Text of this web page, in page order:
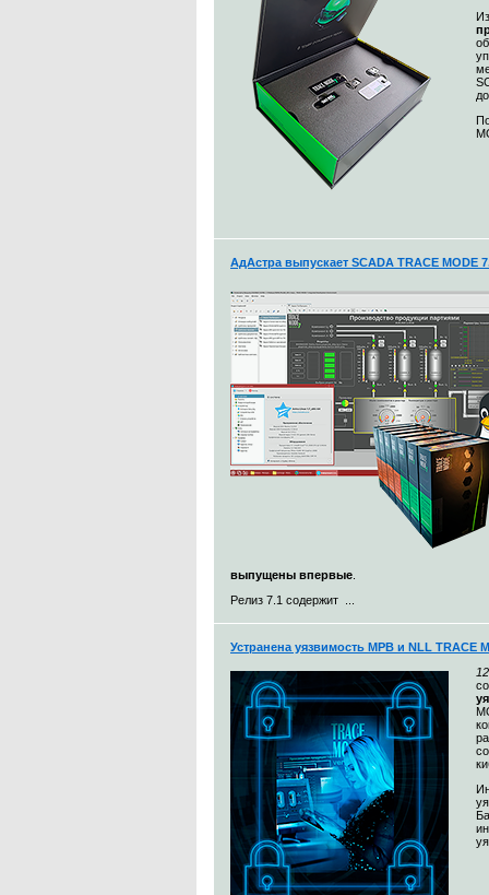
АдАстра выпускает SCADA TRACE MODE
выпущены впервые
Релиз 7.1 содержит ...
Устранена уязвимость МРВ и NLL TRACE